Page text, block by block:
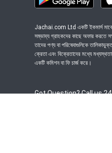
Jachai.com Ltd একটি ইকমার্স
সম্ভাব্য গ্রাহকদের কাছে অফার করতে
তাদের পণ্য বা পরিষেবাগুলিকে
ক্রেতা এবং বিক্রেতাদের মধ্যে
একটি কমিশন বা ফি চার্জ করে।
Got Question? Call us